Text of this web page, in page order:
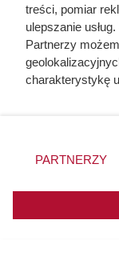
treści, pomiar
ulepszanie
Partnerzy
charakterystykę
zmienić/
znajdujący się
użytkownika,
przetwarzaniu.
PARTNERZY